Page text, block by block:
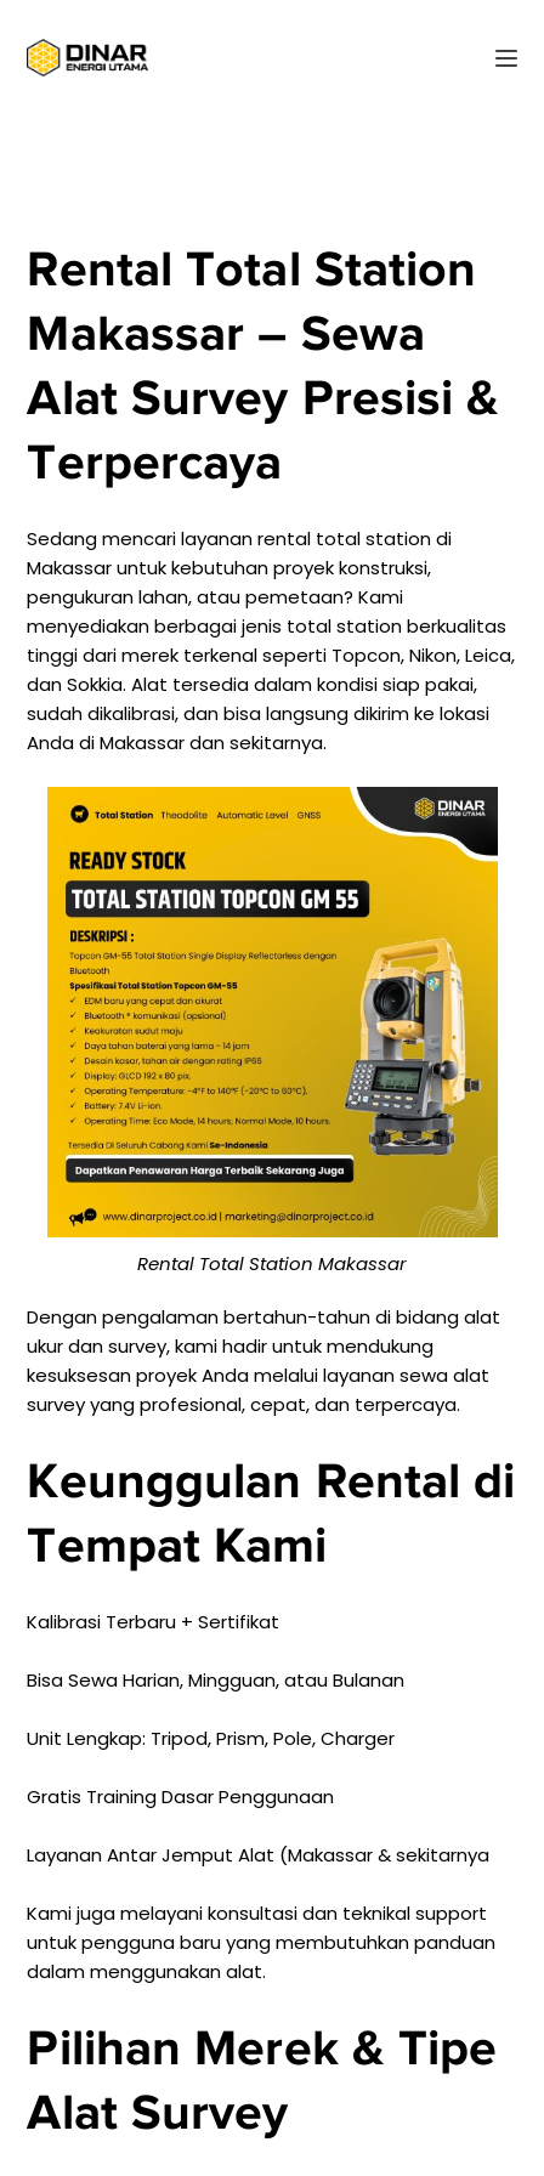
Rental Total Station
Makassar – Sewa
Alat Survey Presisi &
Terpercaya
Sedang mencari layanan rental total station di
Makassar untuk kebutuhan proyek konstruksi,
pengukuran lahan, atau pemetaan? Kami
menyediakan berbagai jenis total station berkualitas
tinggi dari merek terkenal seperti Topcon, Nikon, Leica,
dan Sokkia. Alat tersedia dalam kondisi siap pakai,
sudah dikalibrasi, dan bisa langsung dikirim ke lokasi
Anda di Makassar dan sekitarnya.
Rental Total Station Makassar
Dengan pengalaman bertahun-tahun di bidang alat
ukur dan survey, kami hadir untuk mendukung
kesuksesan proyek Anda melalui layanan sewa alat
survey yang profesional, cepat, dan terpercaya.
Keunggulan Rental di
Tempat Kami
Kalibrasi Terbaru + Sertifikat
Bisa Sewa Harian, Mingguan, atau Bulanan
Unit Lengkap: Tripod, Prism, Pole, Charger
Gratis Training Dasar Penggunaan
Layanan Antar Jemput Alat (Makassar & sekitarnya
Kami juga melayani konsultasi dan teknikal support
untuk pengguna baru yang membutuhkan panduan
dalam menggunakan alat.
Pilihan Merek & Tipe
Alat Survey